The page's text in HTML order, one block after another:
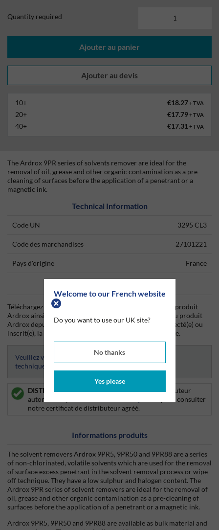
Welcome to our French website
Do you want to use our UK site?
No thanks
Yes please
Quantity required
Ajouter au panier
10+ €18.27+ TVA
20+ €17.79+ TVA
40+ €17.31 + TVA
The Ardrox 9PR series of solvents remover are ideal for the
removal of oil, grease and other organic contamination as a pre-
cleaning of surfaces before the application of a penetrant or a
magnetic ink.
Technical Information
Code UN 3295 CL3
Code des marchandises 27101221
Pays d'origine France
Téléchargez dès aujourd'hui la fiche technique (TDS) du produit
Ardrox ainsi que la fiche de données de sécurité (SDS) du produit
Ardrox depuis Silmid. Une fois que vous vous êtes connecté(e) ou
inscrit(e), la fiche technique sera visible et téléchargeable.
Veuillez vous connecter afin d’avoir accès aux fiches
techniques
DISTRIBUTEUR AUTORISE :Silmid est un distributeur
autorisé des produits Chemetall.
pour consulter
notre certificat de distributeur agréé.
Informations produits
The solvent removers Ardrox 9PR5, 9PR50 and 9PR88 are a series
of non-chlorinated, volatile solvents which are used for the removal
of surface excess penetrant in the solvent removal process or wipe-
off technique. They have a low sulphur and halogen content. The
Ardrox 9PR series of solvent removers are ideal for the removal of
oil, grease and other organic contamination as a pre-cleaning of
surfaces before the application of a penetrant or a magnetic ink.
Ardrox 9PR5, 9PR50 and 9PR88 are available as bulk material and